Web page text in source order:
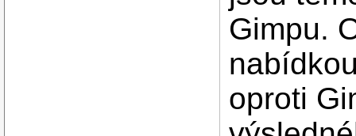
Gimpu.
oproti